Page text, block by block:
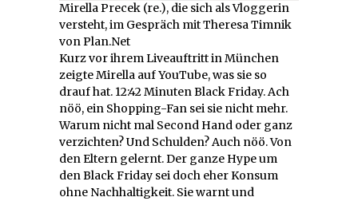
Mirella Precek (re.), die sich als Vloggerin
versteht, im Gespräch mit Theresa Timnik
von Plan.Net
Kurz vor ihrem Liveauftritt in München
zeigte Mirella auf YouTube, was sie so
drauf hat. 12:42 Minuten Black Friday. Ach
nöö, ein Shopping-Fan sei sie nicht mehr.
Warum nicht mal Second Hand oder ganz
verzichten? Und Schulden? Auch nöö. Von
den Eltern gelernt. Der ganze Hype um
den Black Friday sei doch eher Konsum
ohne Nachhaltigkeit. Sie warnt und